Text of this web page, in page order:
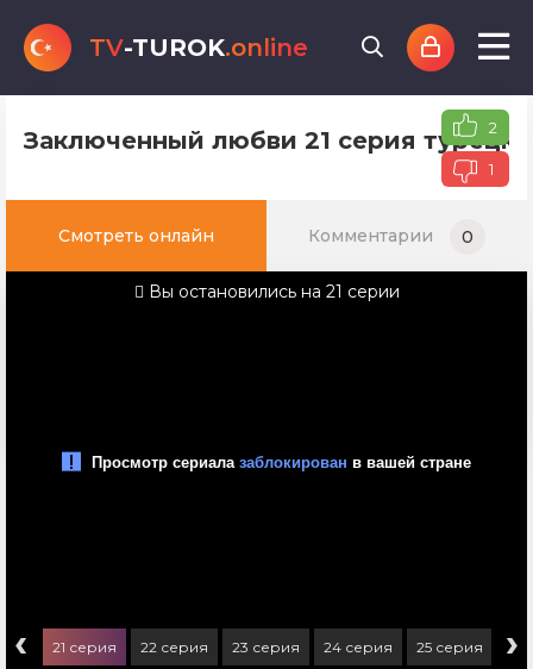
TV-TUROK.online
Заключенный любви 21 серия 2
1
Смотреть онлайн Комментарии 0
Вы остановились на 21 серии
‹ 21 серия 22 серия 23 серия 24 серия 25 серия 26
›